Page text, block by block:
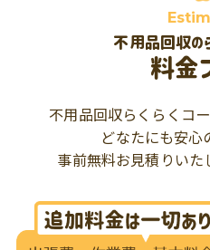
不用品回収のら
料金
不用品回収らくらくコ
どなたにも安心
事前無料お見積りいた